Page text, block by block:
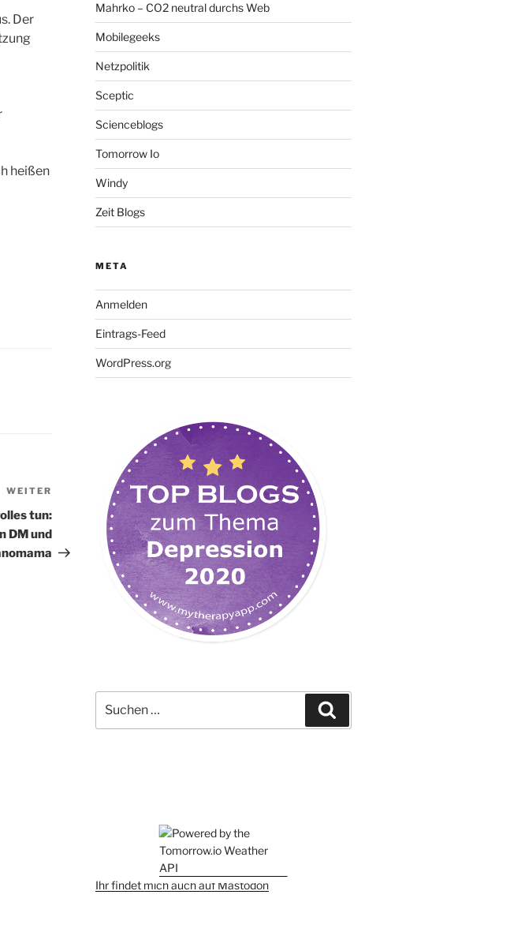
Der
heißen
Beitrag
WEITER
tun:
DM und
Mahrko – CO2 neutral durchs Web
Mobilegeeks
Netzpolitik
Sceptic
Scienceblogs
Tomorrow Io
Windy
Zeit Blogs
META
Anmelden
Eintrags-Feed
WordPress.org
nach:
Ihr findet mich auch auf Mastodon